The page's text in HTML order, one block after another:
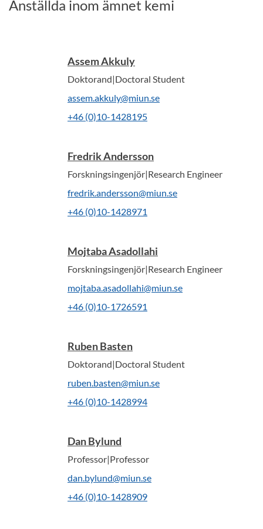
Anställda inom ämnet kemi
Assem Akkuly
Doktorand|Doctoral Student
assem.akkuly@miun.se
+46 (0)10-1428195
Fredrik Andersson
Forskningsingenjör|Research Engineer
fredrik.andersson@miun.se
+46 (0)10-1428971
Mojtaba Asadollahi
Forskningsingenjör|Research Engineer
mojtaba.asadollahi@miun.se
+46 (0)10-1726591
Ruben Basten
Doktorand|Doctoral Student
ruben.basten@miun.se
+46 (0)10-1428994
Dan Bylund
Professor|Professor
dan.bylund@miun.se
+46 (0)10-1428909